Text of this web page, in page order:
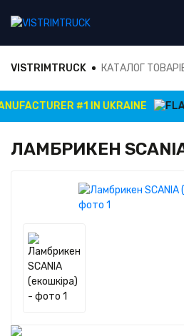
VISTRIMTRUCK КАТАЛОГ
#1 IN UKRAINE
ЛАМБРИКЕН